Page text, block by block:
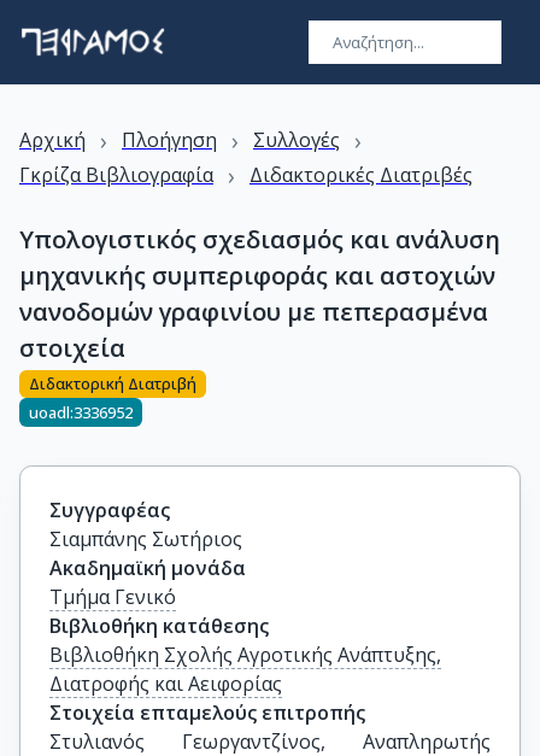
Αρχική › Πλοήγηση › Συλλογές ›
Γκρίζα Βιβλιογραφία › Διδακτορικές Διατριβές
Υπολογιστικός σχεδιασμός και ανάλυση
μηχανικής συμπεριφοράς και αστοχιών
νανοδομών γραφινίου με πεπερασμένα
στοιχεία
Διδακτορική Διατριβή
uoadl:3336952
Συγγραφέας
Σιαμπάνης Σωτήριος
Ακαδημαϊκή μονάδα
Τμήμα Γενικό
Βιβλιοθήκη κατάθεσης
Βιβλιοθήκη Σχολής Αγροτικής Ανάπτυξης,
Διατροφής και Αειφορίας
Στοιχεία επταμελούς επιτροπής
Στυλιανός Γεωργαντζίνος, Αναπληρωτής